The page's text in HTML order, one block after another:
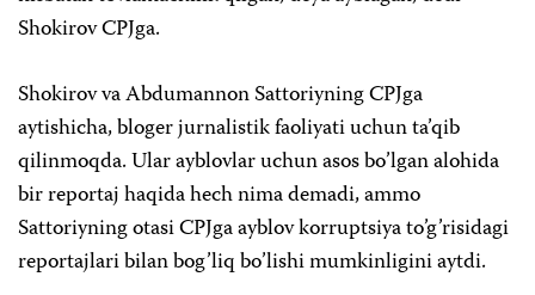
Shokirov CPJga.
Shokirov va Abdumannon Sattoriyning CPJga
aytishicha, bloger jurnalistik faoliyati uchun ta’qib
qilinmoqda. Ular ayblovlar uchun asos bo’lgan alohida
bir reportaj haqida hech nima demadi, ammo
Sattoriyning otasi CPJga ayblov korruptsiya to’g’risidagi
reportajlari bilan bog’liq bo’lishi mumkinligini aytdi.